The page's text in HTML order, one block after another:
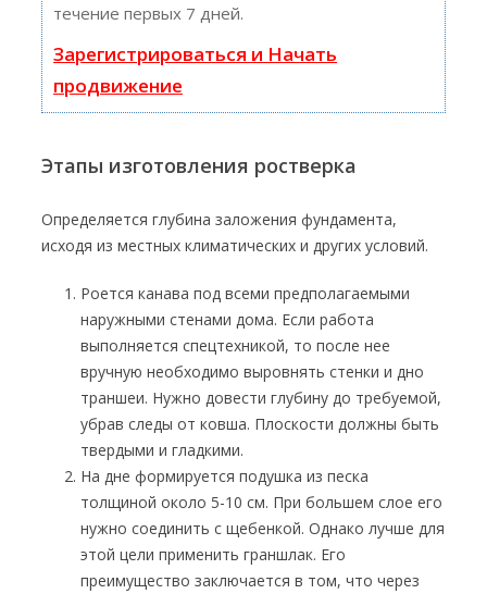
течение первых 7 дней.
Зарегистрироваться и Начать
продвижение
Этапы изготовления ростверка
Определяется глубина заложения фундамента,
исходя из местных климатических и других условий.
Роется канава под всеми предполагаемыми
наружными стенами дома. Если работа
выполняется спецтехникой, то после нее
вручную необходимо выровнять стенки и дно
траншеи. Нужно довести глубину до требуемой,
убрав следы от ковша. Плоскости должны быть
твердыми и гладкими.
На дне формируется подушка из песка
толщиной около 5-10 см. При большем слое его
нужно соединить с щебенкой. Однако лучше для
этой цели применить граншлак. Его
преимущество заключается в том, что через